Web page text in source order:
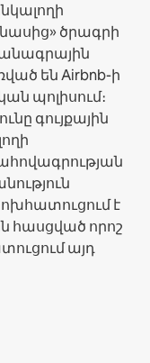
ծրագրի
են Airbnb-ի
պոլիսում։
գույքային
է
հասցված որոշ
այդ